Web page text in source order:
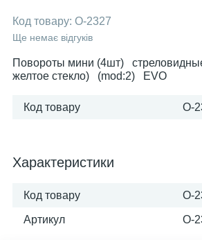
Код товару: O-2327
Ще немає відгуків
Повороты мини (4шт)
желтое стекло) (mod:2) EVO
Код товару O-
Характеристики
Код товару O-
Артикул O-